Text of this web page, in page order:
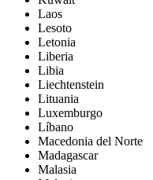
Laos
Lesoto
Letonia
Liberia
Libia
Liechtenstein
Lituania
Luxemburgo
Líbano
Macedonia del Norte
Madagascar
Malasia